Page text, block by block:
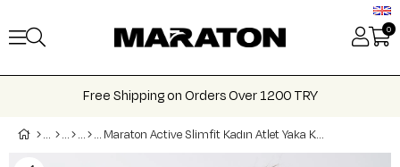
0
Free Shipping on Orders Over 1200 TRY
Maraton Active Slimfit Kadın Atlet Yaka Kolsuz Koşu Bra 813065